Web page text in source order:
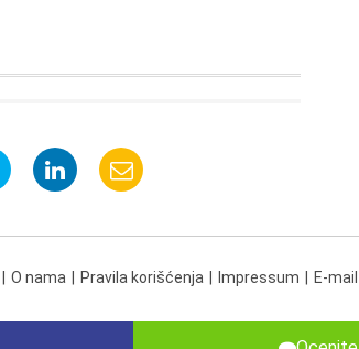
O nama Pravila korišćenja Impressum E-mail